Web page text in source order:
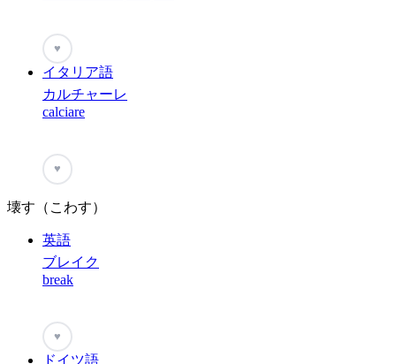
♥
イタリア語
カルチャーレ
calciare
♥
壊す（こわす）
英語
ブレイク
break
♥
ドイツ語